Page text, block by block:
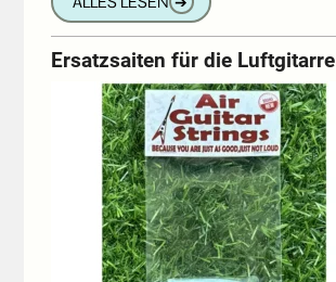
Ersatzsaiten für die Luftgitarre